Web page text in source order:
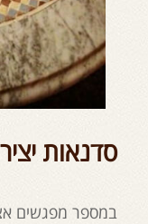
סדנאות
במספר מפגשים